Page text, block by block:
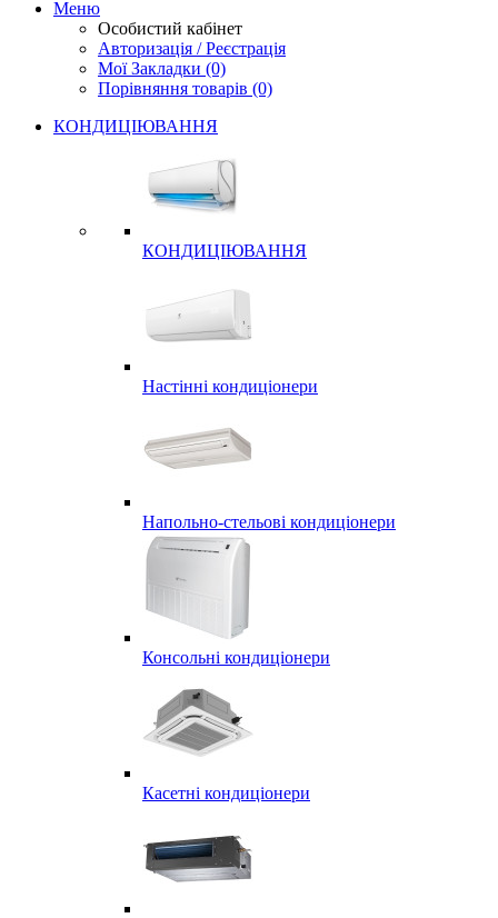
Меню
Особистий кабінет
Авторизація / Реєстрація
Мої Закладки (0)
Порівняння товарів (0)
КОНДИЦІЮВАННЯ
КОНДИЦІЮВАННЯ
Настінні кондиціонери
Напольно-стельові кондиціонери
Консольні кондиціонери
Касетні кондиціонери